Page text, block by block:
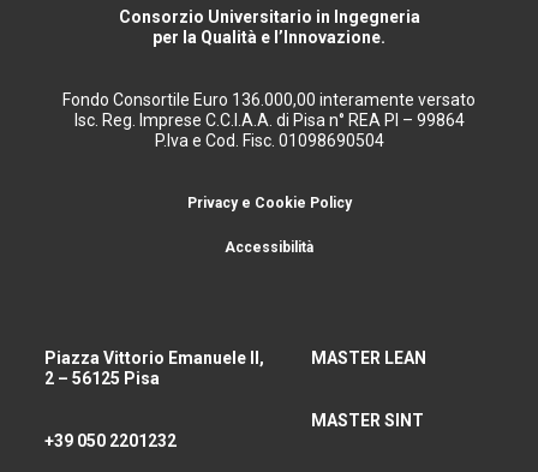
Consorzio Universitario in Ingegneria
per la Qualità e l’Innovazione.
Fondo Consortile Euro 136.000,00 interamente versato
Isc. Reg. Imprese C.C.I.A.A. di Pisa n° REA PI – 99864
P.Iva e Cod. Fisc. 01098690504
Privacy e Cookie Policy
Accessibilità
Piazza Vittorio Emanuele II,
2 – 56125 Pisa
+39 050 2201232
MASTER LEAN
MASTER SINT